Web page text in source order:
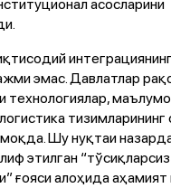
эмас. Давлатлар
технологиялар,
Шу нуқтаи
этилган
ғояси алоҳида аҳамият